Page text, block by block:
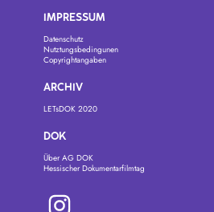
IMPRESSUM
Datenschutz
Nutztungsbedingunen
Copyrightangaben
ARCHIV
LETsDOK 2020
DOK
Über AG DOK
Hessischer Dokumentarfilmtag